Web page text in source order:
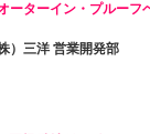
ーターイン・プルーフ
株）三洋 営業開発部